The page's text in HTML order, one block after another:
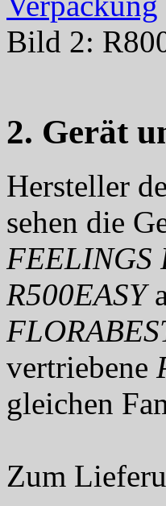
Bild 2:
2. Gerät
Hersteller
sehen die
FEELINGS
R500EASY
vertriebene
gleichen
Zum